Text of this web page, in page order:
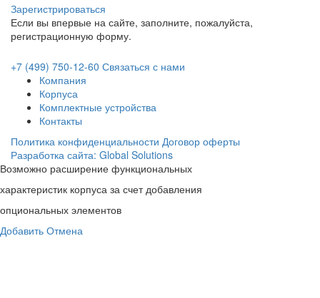
Зарегистрироваться
Если вы впервые на сайте, заполните, пожалуйста,
регистрационную форму.
+7 (499) 750-12-60 Связаться с нами
Компания
Корпуса
Комплектные устройства
Контакты
Политика конфиденциальности Договор оферты
Разработка сайта: Global Solutions
Возможно расширение функциональных
характеристик корпуса за счет добавления
опциональных элементов
Добавить Отмена